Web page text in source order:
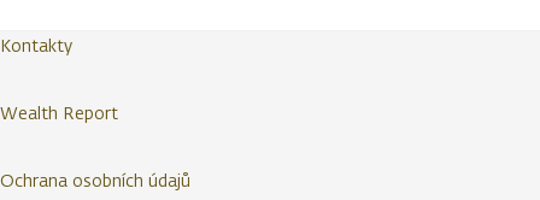
Kontakty
Wealth Report
Ochrana osobních údajů